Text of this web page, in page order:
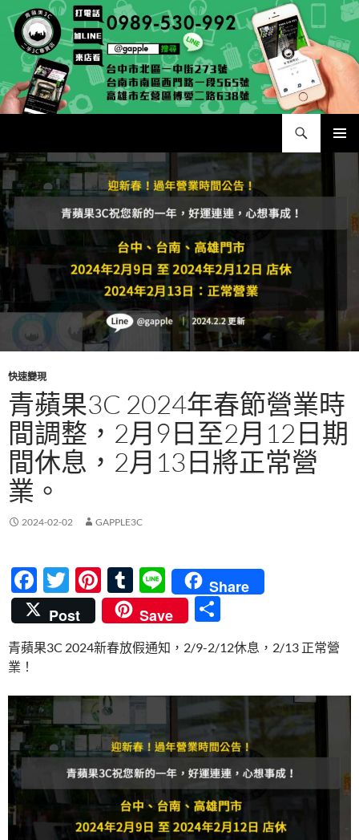
至
內
容
快速變現
青蘋果3C 2024年春節營業時
間調整，2月9日至2月12日期
間休息，2月13日將正常營
業。
2024-02-02 GAPPLE3C
F
ac
e
b
o
k
T
w
itt
er
Pi
nt
er
es
T
u
m
bl
Li
n
e
Share
Post
Save
享
青蘋果3C 2024新春放假通知，2/9-2/12休息，2/13 正常營
業！